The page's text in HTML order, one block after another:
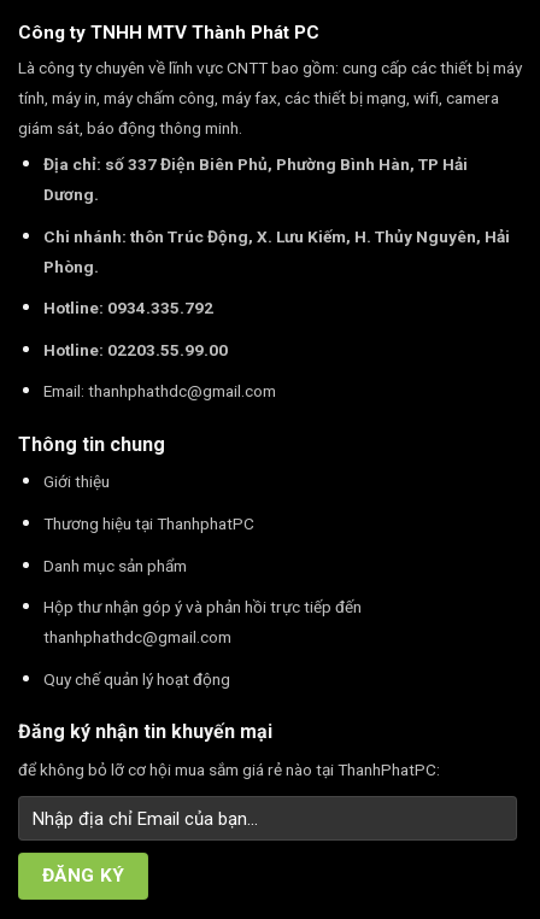
khác
bluetooth 4.0 khoảng cách kết nối 15m, cho
thanh khác như điện thoại, máy tính bảng,…
Kiểu dáng hình chữ nhật, thiết kế thời trang
lại tính thẩm mỹ cao. 3 chiếc loa đều đồng
bộ và ấn tượng, phần trước thiết kế giống
nhau với mạng lưới hình thoi đều đặn, độc
Công ty TNHH MTV Thành Phát PC
Là công ty chuyên về lĩnh vực CNTT bao gồm: cung cấp các thiết bị máy
tính, máy in, máy chấm công, máy fax, các thiết bị mạng, wifi, camera
giám sát, báo động thông minh.
Địa chỉ: số 337 Điện Biên Phủ, Phường Bình Hàn, TP Hải
Dương.
Chi nhánh: thôn Trúc Động, X. Lưu Kiếm, H. Thủy Nguyên, Hải
Phòng.
Hotline: 0934.335.792
Hotline: 02203.55.99.00
Email: thanhphathdc@gmail.com
Thông tin chung
Giới thiệu
Thương hiệu tại ThanhphatPC
Danh mục sản phẩm
Hộp thư nhận góp ý và phản hồi trực tiếp đến
thanhphathdc@gmail.com
Quy chế quản lý hoạt động
Đăng ký nhận tin khuyến mại
để không bỏ lỡ cơ hội mua sắm giá rẻ nào tại ThanhPhatPC: